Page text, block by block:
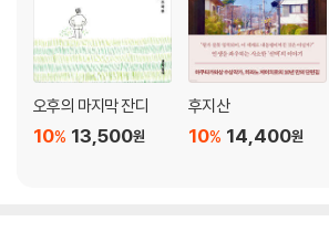
오후의 마지막 잔디
13,500원
10%
후지산
14,400원
10%